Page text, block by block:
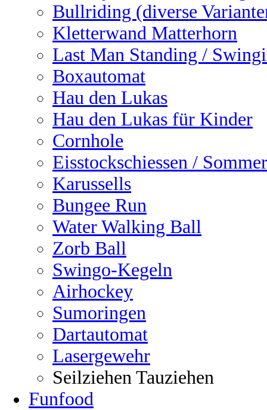
Bullriding (diverse
Kletterwand Matterhorn
Last Man Standing /
Boxautomat
Hau den Lukas
Hau den Lukas für Kinder
Cornhole
Eisstockschiessen /
Karussells
Bungee Run
Water Walking Ball
Zorb Ball
Swingo-Kegeln
Airhockey
Sumoringen
Dartautomat
Lasergewehr
Seilziehen Tauziehen
Funfood